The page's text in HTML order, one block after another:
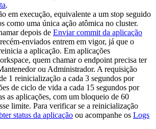
.
em execução, equivalente a um stop seguido
como uma única ação atômica no cluster.
depois de Enviar commit da aplicação
enviados entrem em vigor, já que o
a aplicação. Em aplicações
quem chamar o endpoint precisa ter
ou Administrador. A requisição
1 reinicialização a cada 3 segundos por
de ciclo de vida a cada 15 segundos por
as aplicações, com um bloqueio de 60
limite. Para verificar se a reinicialização
status da aplicação ou acompanhe os Logs